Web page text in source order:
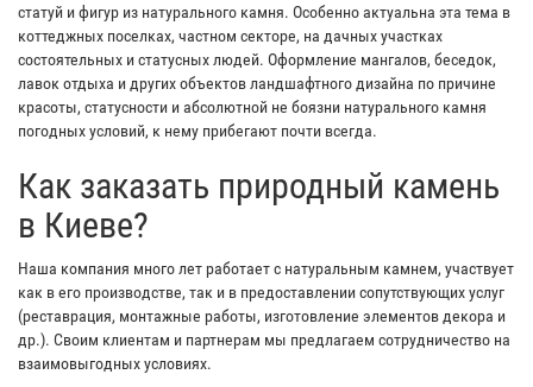
статуй и фигур из натурального камня. Особенно актуальна эта тема в
коттеджных поселках, частном секторе, на дачных участках
состоятельных и статусных людей. Оформление мангалов, беседок,
лавок отдыха и других объектов ландшафтного дизайна по причине
красоты, статусности и абсолютной не боязни натурального камня
погодных условий, к нему прибегают почти всегда.
Как заказать природный камень
в Киеве?
Наша компания много лет работает с натуральным камнем, участвует
как в его производстве, так и в предоставлении сопутствующих услуг
(реставрация, монтажные работы, изготовление элементов декора и
др.). Своим клиентам и партнерам мы предлагаем сотрудничество на
взаимовыгодных условиях.